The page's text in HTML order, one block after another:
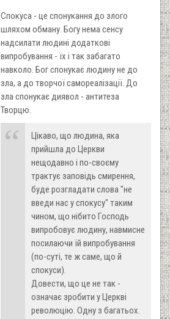
Спокуса - це спонукання до злого
шляхом обману. Богу нема сенсу
надсилати людині додаткові
випробування - їх і так забагато
навколо. Бог спонукає людину не до
зла, а до творчої самореалізації. До
зла спонукає диявол - антитеза
Творцю.
Цікаво, що людина, яка
прийшла до Церкви
нещодавно і по-своєму
трактує заповідь смирення,
буде розгладати слова "не
введи нас у спокусу" таким
чином, що нібито Господь
випробовує людину, навмисне
посилаючи їй випробування
(по-суті, те ж саме, що й
спокуси).
Довести, що це не так -
означає зробити у Церкві
революцію. Одну з багатьох.